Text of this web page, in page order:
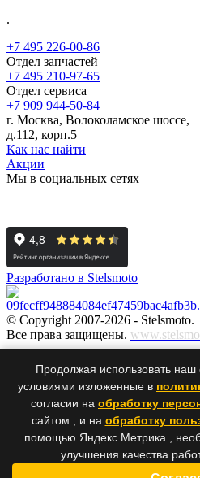
.
+7 495 226-00-86
Отдел запчастей
+7 495 210-97-65
Отдел сервиса
+7 909 944-50-84
г. Москва, Волоколамское шоссе,
д.112, корп.5
Как нас найти
Акции
Мы в социальных сетях
Разработано в Stelsmoto
© Copyright 2007-2026 - Stelsmoto.
Все права защищены.
Информация, размещенная на
офертой
Ваше сообщение было успешно
Продолжая использовать наш
условиями изложенные в
согласии на обработку
сайтом , и на обработку
помощью Яндекс.Метрика ,
улучшения качества